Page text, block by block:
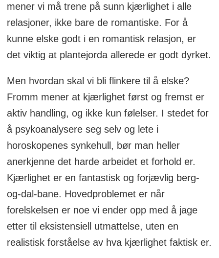
mener vi må trene på sunn kjærlighet i alle
relasjoner, ikke bare de romantiske. For å
kunne elske godt i en romantisk relasjon, er
det viktig at plantejorda allerede er godt dyrket.
Men hvordan skal vi bli flinkere til å elske?
Fromm mener at kjærlighet først og fremst er
aktiv handling, og ikke kun følelser. I stedet for
å psykoanalysere seg selv og lete i
horoskopenes synkehull, bør man heller
anerkjenne det harde arbeidet et forhold er.
Kjærlighet er en fantastisk og forjævlig berg-
og-dal-bane. Hovedproblemet er når
forelskelsen er noe vi ender opp med å jage
etter til eksistensiell utmattelse, uten en
realistisk forståelse av hva kjærlighet faktisk er.